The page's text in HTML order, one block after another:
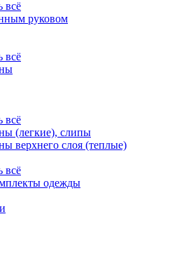
всё
руковом
всё
всё
(легкие), слипы
верхнего слоя (теплые)
всё
одежды